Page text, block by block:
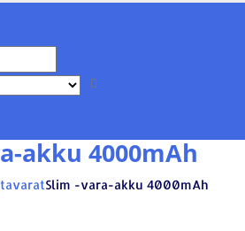
akku 4000mAh
Slim -vara-akku 4000mAh